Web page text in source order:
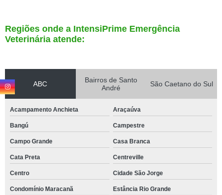
Regiões onde a IntensiPrime Emergência
Veterinária atende:
ABC
Bairros de Santo
André
São Caetano do Sul
Acampamento Anchieta Araçaúva
Bangú Campestre
Campo Grande Casa Branca
Cata Preta Centreville
Centro Cidade São Jorge
Condomínio Maracanã Estância Rio Grande